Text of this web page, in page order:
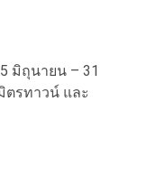
มิถุนายน – 31
ตรทาวน์ และ